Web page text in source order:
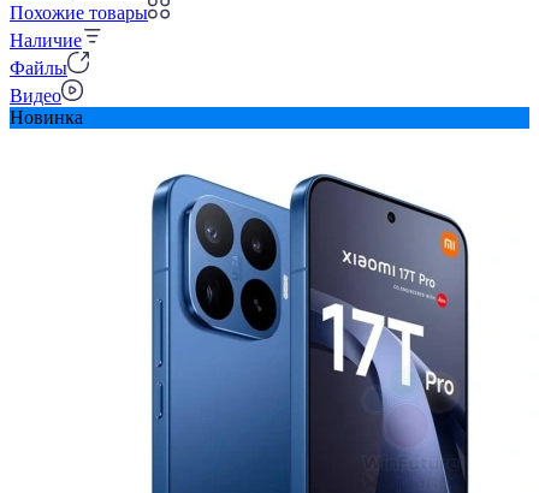
Похожие товары
Наличие
Файлы
Видео
Новинка